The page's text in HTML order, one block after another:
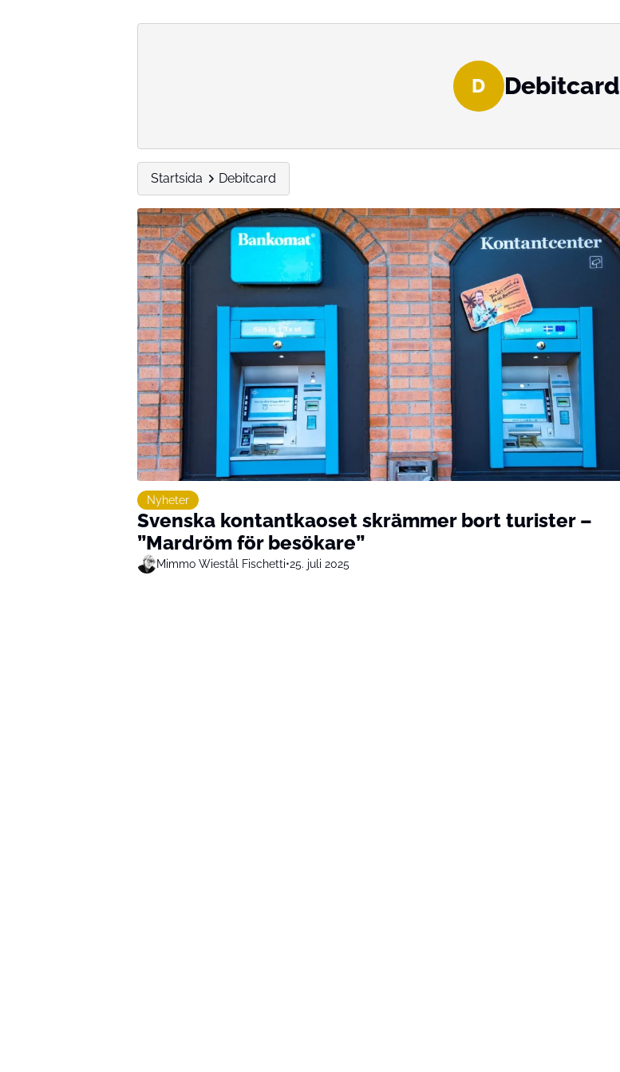
D Debitcard
Startsida Debitcard
Nyheter
Svenska kontantkaoset skrämmer bort turister –
”Mardröm för besökare”
Mimmo Wiestål Fischetti•25. juli 2025